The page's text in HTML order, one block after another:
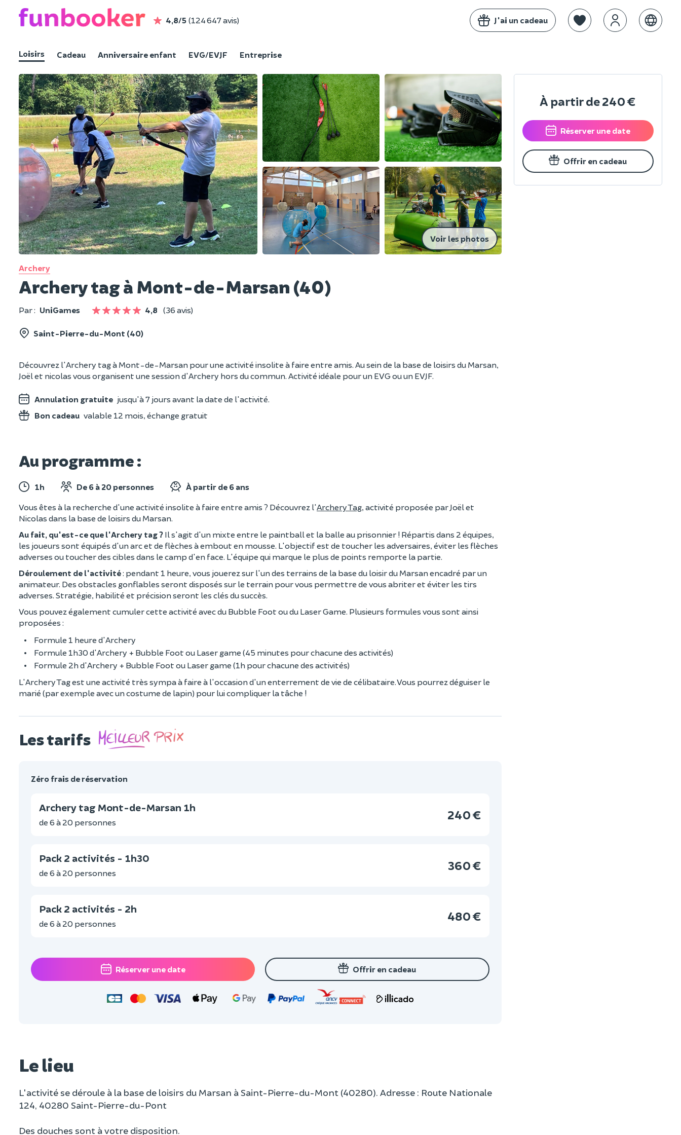
4,8/5 (124 647 avis) J'ai un cadeau
Loisirs Cadeau Anniversaire enfant EVG/EVJF Entreprise
Voir les photos
Archery
Archery tag à Mont-de-Marsan (40)
Par : UniGames 4,8 (36 avis)
Saint-Pierre-du-Mont (40)
Découvrez l'Archery tag à Mont-de-Marsan pour une activité insolite à faire entre amis. Au sein de la base de loisirs du Marsan,
Joël et nicolas vous organisent une session d'Archery hors du commun. Activité idéale pour un EVG ou un EVJF.
Annulation gratuite jusqu'à 7 jours avant la date de l'activité.
Bon cadeau valable 12 mois, échange gratuit
Au programme :
1h De 6 à 20 personnes À partir de 6 ans
Vous êtes à la recherche d'une activité insolite à faire entre amis ? Découvrez l'Archery Tag, activité proposée par Joël et
Nicolas dans la base de loisirs du Marsan.
Au fait, qu'est-ce que l'Archery tag ? Il s'agit d'un mixte entre le paintball et la balle au prisonnier ! Répartis dans 2 équipes,
les joueurs sont équipés d'un arc et de flèches à embout en mousse. L'objectif est de toucher les adversaires, éviter les flèches
adverses ou toucher des cibles dans le camp d'en face. L'équipe qui marque le plus de points remporte la partie.
Déroulement de l'activité: pendant 1 heure, vous jouerez sur l'un des terrains de la base du loisir du Marsan encadré par un
animateur. Des obstacles gonflables seront disposés sur le terrain pour vous permettre de vous abriter et éviter les tirs
adverses. Stratégie, habilité et précision seront les clés du succès.
Vous pouvez également cumuler cette activité avec du Bubble Foot ou du Laser Game. Plusieurs formules vous sont ainsi
proposées :
Formule 1 heure d'Archery
Formule 1h30 d'Archery + Bubble Foot ou Laser game (45 minutes pour chacune des activités)
Formule 2h d'Archery + Bubble Foot ou Laser game (1h pour chacune des activités)
L'Archery Tag est une activité très sympa à faire à l'occasion d'un enterrement de vie de célibataire. Vous pourrez déguiser le
marié (par exemple avec un costume de lapin) pour lui compliquer la tâche !
Les tarifs
Zéro frais de réservation
Archery tag Mont-de-Marsan 1h
de 6 à 20 personnes
240 €
Pack 2 activités - 1h30
de 6 à 20 personnes
360 €
Pack 2 activités - 2h
de 6 à 20 personnes
480 €
Réserver une date Offrir en cadeau
Le lieu
L'activité se déroule à la base de loisirs du Marsan à Saint-Pierre-du-Mont (40280). Adresse : Route Nationale
124, 40280 Saint-Pierre-du-Pont
Des douches sont à votre disposition.
À partir de240 €
Réserver une date
Offrir en cadeau